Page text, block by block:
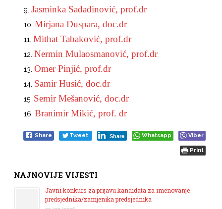
Jasminka Sadadinović, prof.dr
Mirjana Duspara, doc.dr
Mithat Tabaković, prof.dr
Nermin Mulaosmanović, prof.dr
Omer Pinjić, prof.dr
Samir Husić, doc.dr
Semir Mešanović, doc.dr
Branimir Mikić, prof. dr
Share Tweet Share Whatsapp Viber
Print
NAJNOVIJE VIJESTI
Javni konkurs za prijavu kandidata za imenovanje
predsjednika/zamjenika predsjednika